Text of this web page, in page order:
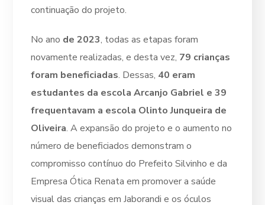
continuação do projeto.
No ano de 2023, todas as etapas foram
novamente realizadas, e desta vez, 79 crianças
foram beneficiadas. Dessas, 40 eram
estudantes da escola Arcanjo Gabriel e 39
frequentavam a escola Olinto Junqueira de
Oliveira. A expansão do projeto e o aumento no
número de beneficiados demonstram o
compromisso contínuo do Prefeito Silvinho e da
Empresa Ótica Renata em promover a saúde
visual das crianças em Jaborandi e os óculos